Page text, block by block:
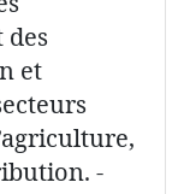
et
-